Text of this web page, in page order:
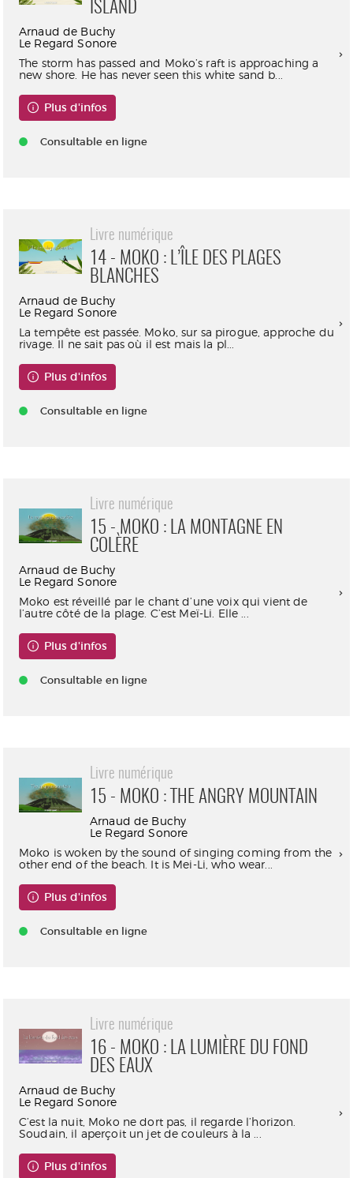
ISLAND
Arnaud de Buchy
Le Regard Sonore
The storm has passed and Moko’s raft is approaching a
new shore. He has never seen this white sand b...
Plus d'infos
Consultable en ligne
Livre numérique
14 - MOKO : L’ÎLE DES PLAGES
BLANCHES
Arnaud de Buchy
Le Regard Sonore
La tempête est passée. Moko, sur sa pirogue, approche du
rivage. Il ne sait pas où il est mais la pl...
Plus d'infos
Consultable en ligne
Livre numérique
15 - MOKO : LA MONTAGNE EN
COLÈRE
Arnaud de Buchy
Le Regard Sonore
Moko est réveillé par le chant d’une voix qui vient de
l’autre côté de la plage. C’est Meï-Li. Elle ...
Plus d'infos
Consultable en ligne
Livre numérique
15 - MOKO : THE ANGRY MOUNTAIN
Arnaud de Buchy
Le Regard Sonore
Moko is woken by the sound of singing coming from the
other end of the beach. It is Mei-Li, who wear...
Plus d'infos
Consultable en ligne
Livre numérique
16 - MOKO : LA LUMIÈRE DU FOND
DES EAUX
Arnaud de Buchy
Le Regard Sonore
C’est la nuit, Moko ne dort pas, il regarde l’horizon.
Soudain, il aperçoit un jet de couleurs à la ...
Plus d'infos